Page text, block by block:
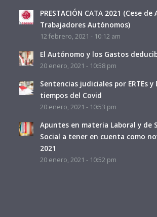
PRESTACIÓN CATA 2021 (Cese
Trabajadores Autónomos)
12 febrero, 2021 - 10:12 am
El Autónomo y los Gastos
20 enero, 2021 - 10:58 pm
Sentencias judiciales por ERTEs y
tiempos del Covid
20 enero, 2021 - 10:53 pm
Apuntes en materia Laboral y de
Social a tener en cuenta como
2021
20 enero, 2021 - 10:52 pm